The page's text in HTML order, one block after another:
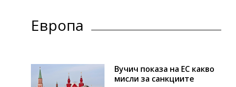
Европа
Вучич показа на ЕС какво
мисли за санкциите